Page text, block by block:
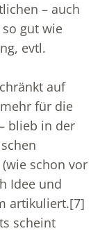
– auch
gut wie
evtl.
auf
für die
blieb in der
schon vor
Idee und
artikuliert.[7]
scheint